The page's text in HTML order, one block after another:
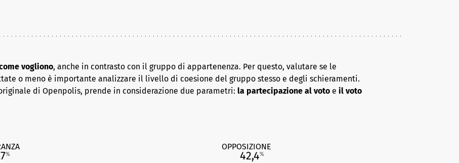
vogliono, anche in contrasto con il gruppo di appartenenza. Per questo, valutare se le
o meno è importante analizzare il livello di coesione del gruppo stesso e degli schieramenti.
di Openpolis, prende in considerazione due parametri: la partecipazione al voto e il voto
%
OPPOSIZIONE
42,4%